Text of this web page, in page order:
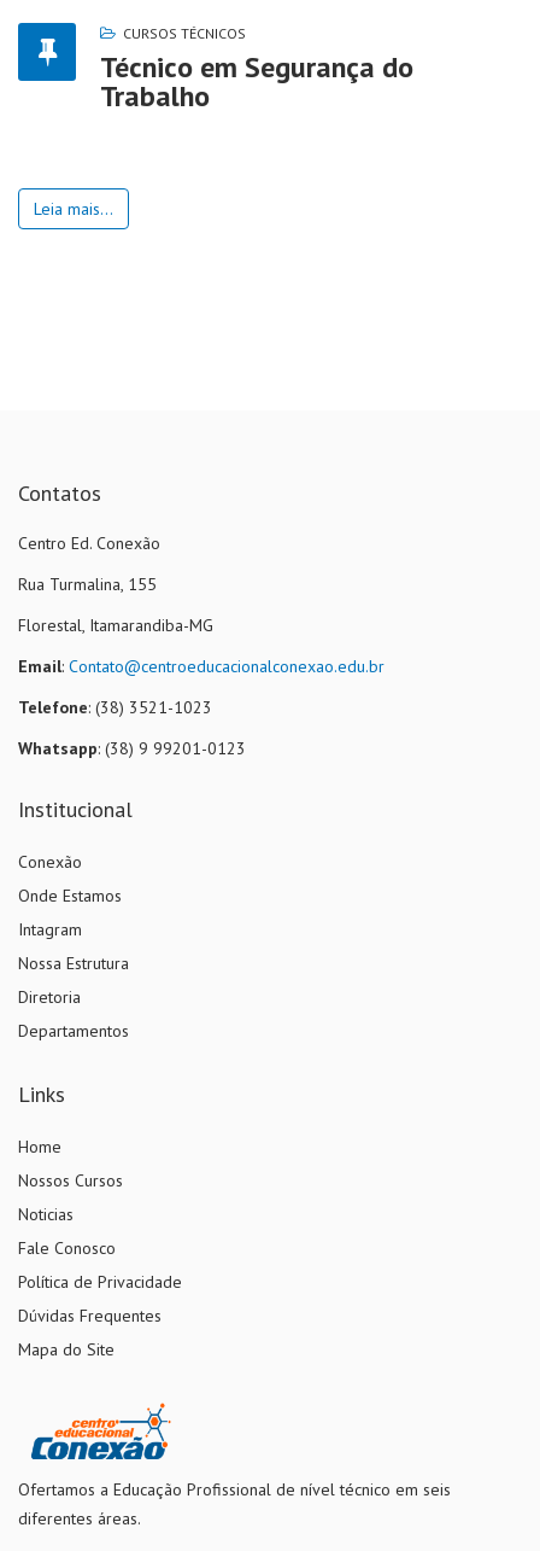
CURSOS TÉCNICOS
Técnico em Segurança do
Trabalho
Leia mais...
Contatos
Centro Ed. Conexão
Rua Turmalina, 155
Florestal, Itamarandiba-MG
Email: Contato@centroeducacionalconexao.edu.br
Telefone: (38) 3521-1023
Whatsapp: (38) 9 99201-0123
Institucional
Conexão
Onde Estamos
Intagram
Nossa Estrutura
Diretoria
Departamentos
Links
Home
Nossos Cursos
Noticias
Fale Conosco
Política de Privacidade
Dúvidas Frequentes
Mapa do Site
Ofertamos a Educação Profissional de nível técnico em seis
diferentes áreas.